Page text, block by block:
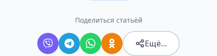
Поделиться статьёй
Ещё…